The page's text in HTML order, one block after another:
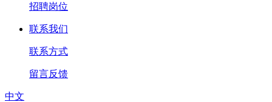
招聘岗位
联系我们
联系方式
留言反馈
中文